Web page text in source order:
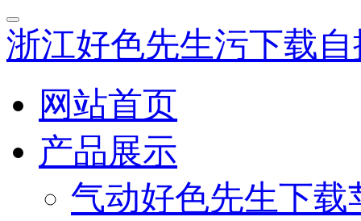
浙江好色先生污下载
网站首页
产品展示
气动好色先生下